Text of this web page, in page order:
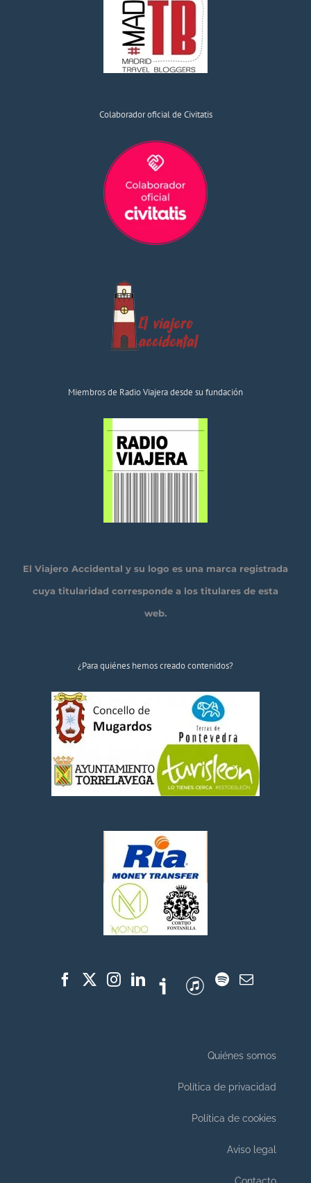
Colaborador oficial de Civitatis
Miembros de Radio Viajera desde su fundación
El Viajero Accidental y su logo es una marca registrada
cuya titularidad corresponde a los titulares de esta
web.
¿Para quiénes hemos creado contenidos?
Quiénes somos
Política de privacidad
Política de cookies
Aviso legal
Contacto